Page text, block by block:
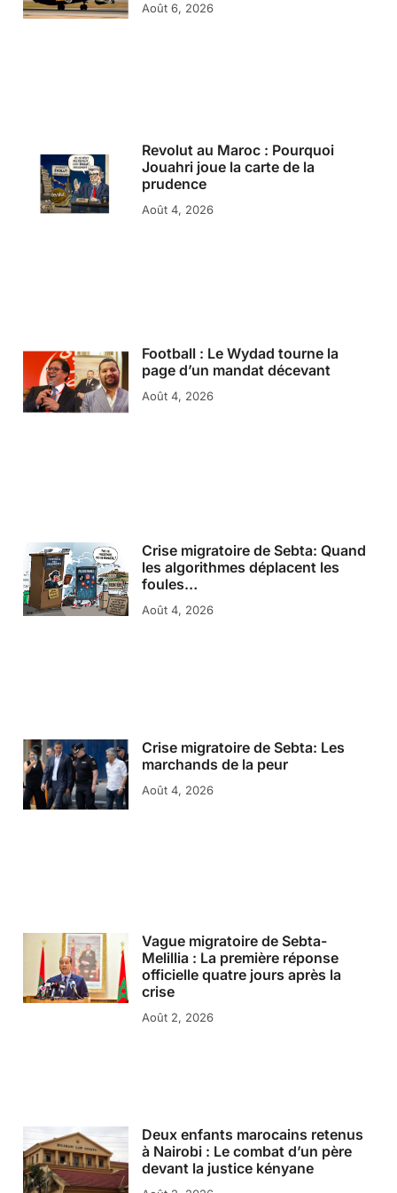
Août 6, 2026
Revolut au Maroc : Pourquoi
Jouahri joue la carte de la
prudence
Août 4, 2026
Football : Le Wydad tourne la
page d’un mandat décevant
Août 4, 2026
Crise migratoire de Sebta: Quand
les algorithmes déplacent les
foules…
Août 4, 2026
Crise migratoire de Sebta: Les
marchands de la peur
Août 4, 2026
Vague migratoire de Sebta-
Melillia : La première réponse
officielle quatre jours après la
crise
Août 2, 2026
Deux enfants marocains retenus
à Nairobi : Le combat d’un père
devant la justice kényane